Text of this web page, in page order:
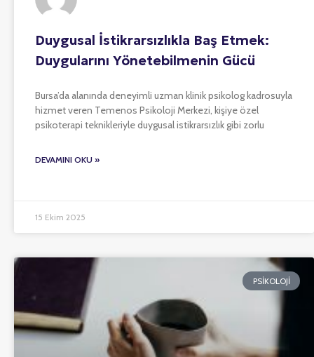
Duygusal İstikrarsızlıkla Baş Etmek:
Duygularını Yönetebilmenin Gücü
Bursa’da alanında deneyimli uzman klinik psikolog kadrosuyla
hizmet veren Temenos Psikoloji Merkezi, kişiye özel
psikoterapi teknikleriyle duygusal istikrarsızlık gibi zorlu
DEVAMINI OKU »
15 Ekim 2025
PSIKOLOJI